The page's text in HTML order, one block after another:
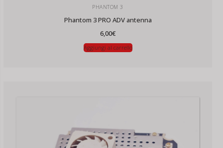
PHANTOM 3
Phantom 3 PRO ADV antenna
6,00€
Aggiungi al carrello